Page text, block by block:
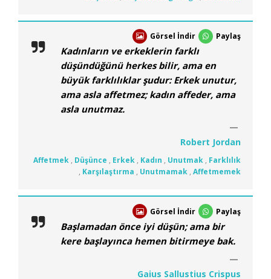
Görsel İndir Paylaş
Kadınların ve erkeklerin farklı
düşündüğünü herkes bilir, ama en
büyük farklılıklar şudur: Erkek unutur,
ama asla affetmez; kadın affeder, ama
asla unutmaz.
Robert Jordan
Affetmek , Düşünce , Erkek , Kadın , Unutmak , Farklılık
, Karşılaştırma , Unutmamak , Affetmemek
Görsel İndir Paylaş
Başlamadan önce iyi düşün; ama bir
kere başlayınca hemen bitirmeye bak.
Gaius Sallustius Crispus